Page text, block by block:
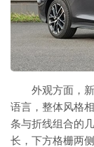
外观方面，
语言，整体风格
条与折线组合的
长，下方格栅两